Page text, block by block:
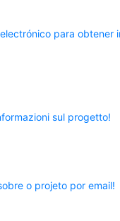
electrónico para obtener
sul progetto!
o projeto por email!